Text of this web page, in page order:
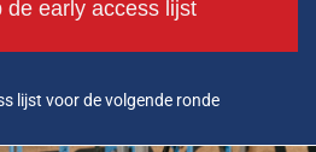
de early access lijst
lijst voor de volgende ronde